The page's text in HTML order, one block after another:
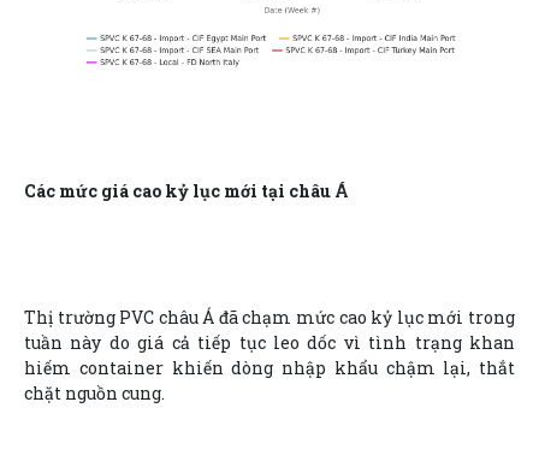
Các mức giá cao kỷ lục mới tại châu Á
Thị trường PVC châu Á đã chạm mức cao kỷ lục mới trong
tuần này do giá cả tiếp tục leo dốc vì tình trạng khan
hiếm container khiến dòng nhập khẩu chậm lại, thắt
chặt nguồn cung.